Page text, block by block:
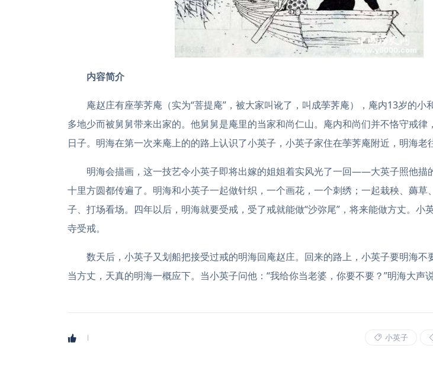
内容简介
庵赵庄有座荸荠庵（实为“菩提庵”，被大家叫讹了，叫成荸荠庵），庵内13岁的小
多地少而被舅舅带来出家的。他舅舅是庵里的当家和尚仁山。庵内和尚们并不恪守戒律
日子。明海在第一次来庵上的的路上认识了小英子，小英子家住在荸荠庵附近，明海老
明海会描画，这一技艺令小英子即将出嫁的姐姐着实风光了一回——大英子照他描
十里方圆都传遍了。明海和小英子一起做针织，一个画花，一个刺绣；一起栽秧、薅草
子、打场看场。四年以后，明海就要受戒，受了戒就能做“沙弥尾”，将来能做方丈。小
寺受戒。
数天后，小英子又划船把接受过戒的明海回庵赵庄。回来的路上，小英子要明海不
当方丈，天真的明海一概应下。当小英子问他：“我给你当老婆，你要不要？”明海大声
小英子